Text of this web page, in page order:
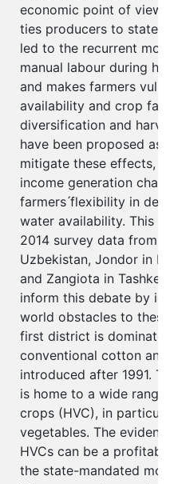
economic point of view,
ties producers to state
led to the recurrent
manual labour during
and makes farmers
availability and crop
diversification and
have been proposed as
mitigate these effects,
income generation
farmers ́flexibility in
water availability. This
2014 survey data from
Uzbekistan, Jondor in
and Zangiota in
inform this debate by
world obstacles to
first district is
conventional cotton
introduced after 1991.
is home to a wide
crops (HVC), in
vegetables. The
HVCs can be a
the state-mandated